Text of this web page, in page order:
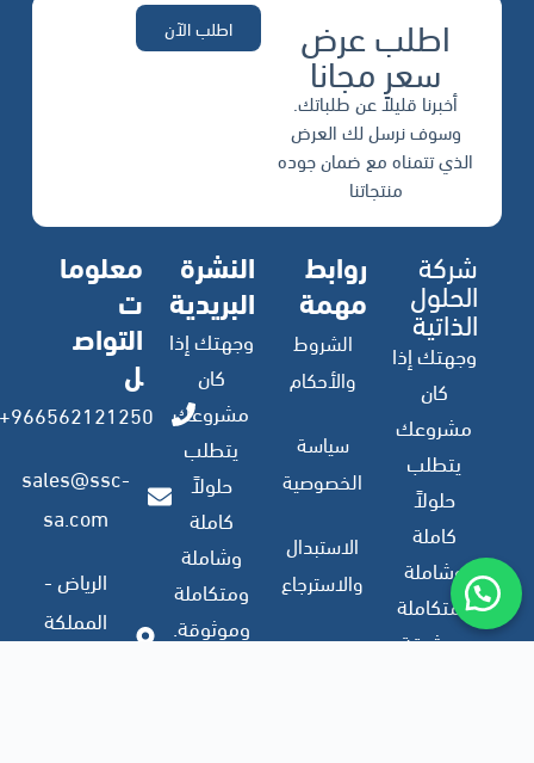
اطلب عرض
سعر مجانا
أخبرنا قليلاً عن طلباتك.
وسوف نرسل لك العرض
الذي تتمناه مع ضمان جوده
منتجاتنا
اطلب الآن
شركة
الحلول
الذاتية
وجهتك إذا
كان
مشروعك
يتطلب
حلولاً
كاملة
وشاملة
ومتكاملة
وموثوقة.
روابط
مهمة
الشروط
والأحكام
سياسة
الخصوصية
الاستبدال
والاسترجاع
النشرة
البريدية
وجهتك إذا
كان
مشروعك
يتطلب
حلولاً
كاملة
وشاملة
ومتكاملة
وموثوقة.
معلوما
ت
التواص
ل
966562121250+
sales@ssc-
sa.com
الرياض -
المملكة